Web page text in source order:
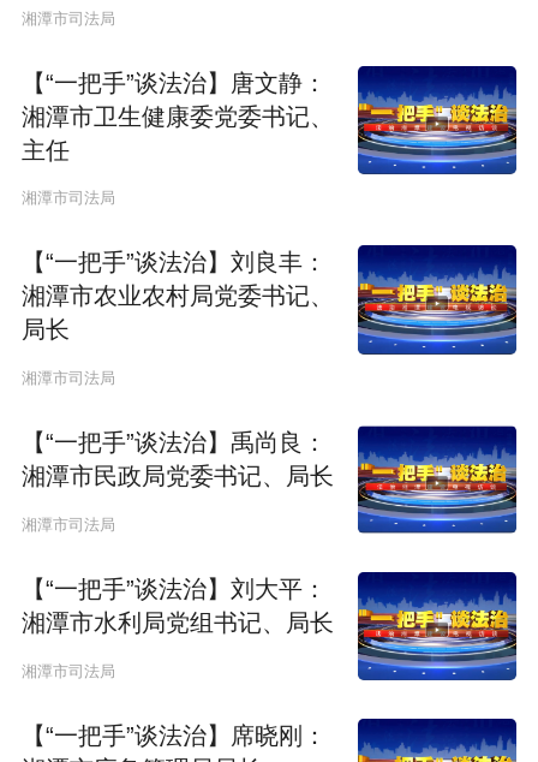
湘潭市司法局
【“一把手”谈法治】唐文静：
湘潭市卫生健康委党委书记、
主任
湘潭市司法局
【“一把手”谈法治】刘良丰：
湘潭市农业农村局党委书记、
局长
湘潭市司法局
【“一把手”谈法治】禹尚良：
湘潭市民政局党委书记、局长
湘潭市司法局
【“一把手”谈法治】刘大平：
湘潭市水利局党组书记、局长
湘潭市司法局
【“一把手”谈法治】席晓刚：